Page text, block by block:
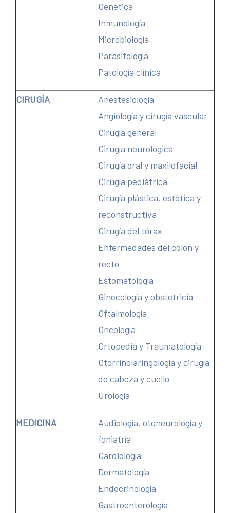
Genética
Inmunología
Microbiología
Parasitología
Patología clínica
CIRUGÍA
Anestesiología
Angiología y cirugía vascular
Cirugía general
Cirugía neurológica
Cirugía oral y maxilofacial
Cirugía pediátrica
Cirugía plástica, estética y
reconstructiva
Cirugía del tórax
Enfermedades del colon y
recto
Estomatología
Ginecología y obstetricia
Oftalmología
Oncología
Ortopedia y Traumatología
Otorrinolaringología y cirugía
de cabeza y cuello
Urología
MEDICINA
Audiología, otoneurología y
foniatría
Cardiología
Dermatología
Endocrinología
Gastroenterología